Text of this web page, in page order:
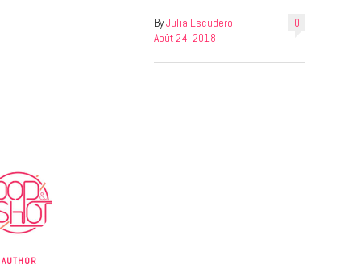
0
ByJulia Escudero |
Août 24, 2018
AUTHOR